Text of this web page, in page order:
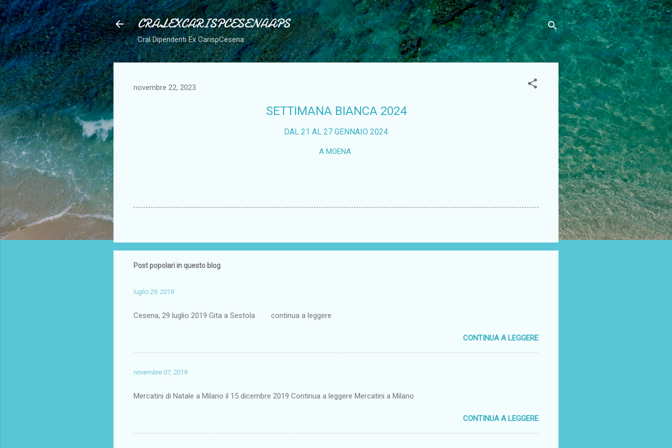
Passa ai contenuti principali
CRALEXCARISPCESENAAPS
Cral Dipendenti Ex CarispCesena
novembre 22, 2023
SETTIMANA BIANCA 2024
DAL 21 AL 27 GENNAIO 2024
A MOENA
Post popolari in questo blog
luglio 29, 2019
Cesena, 29 luglio 2019 Gita a Sestola continua a leggere
CONTINUA A LEGGERE
novembre 07, 2019
Mercatini di Natale a Milano il 15 dicembre 2019 Continua a leggere Mercatini a Milano
CONTINUA A LEGGERE